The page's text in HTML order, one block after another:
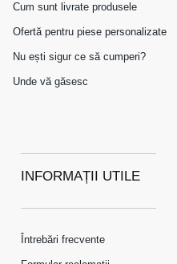
Cum sunt livrate produsele
Ofertă pentru piese personalizate
Nu ești sigur ce să cumperi?
Unde vă găsesc
INFORMAȚII UTILE
Întrebări frecvente